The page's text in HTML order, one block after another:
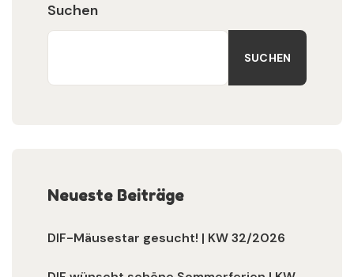
Suchen
SUCHEN
Neueste Beiträge
DIF-Mäusestar gesucht! | KW 32/2026